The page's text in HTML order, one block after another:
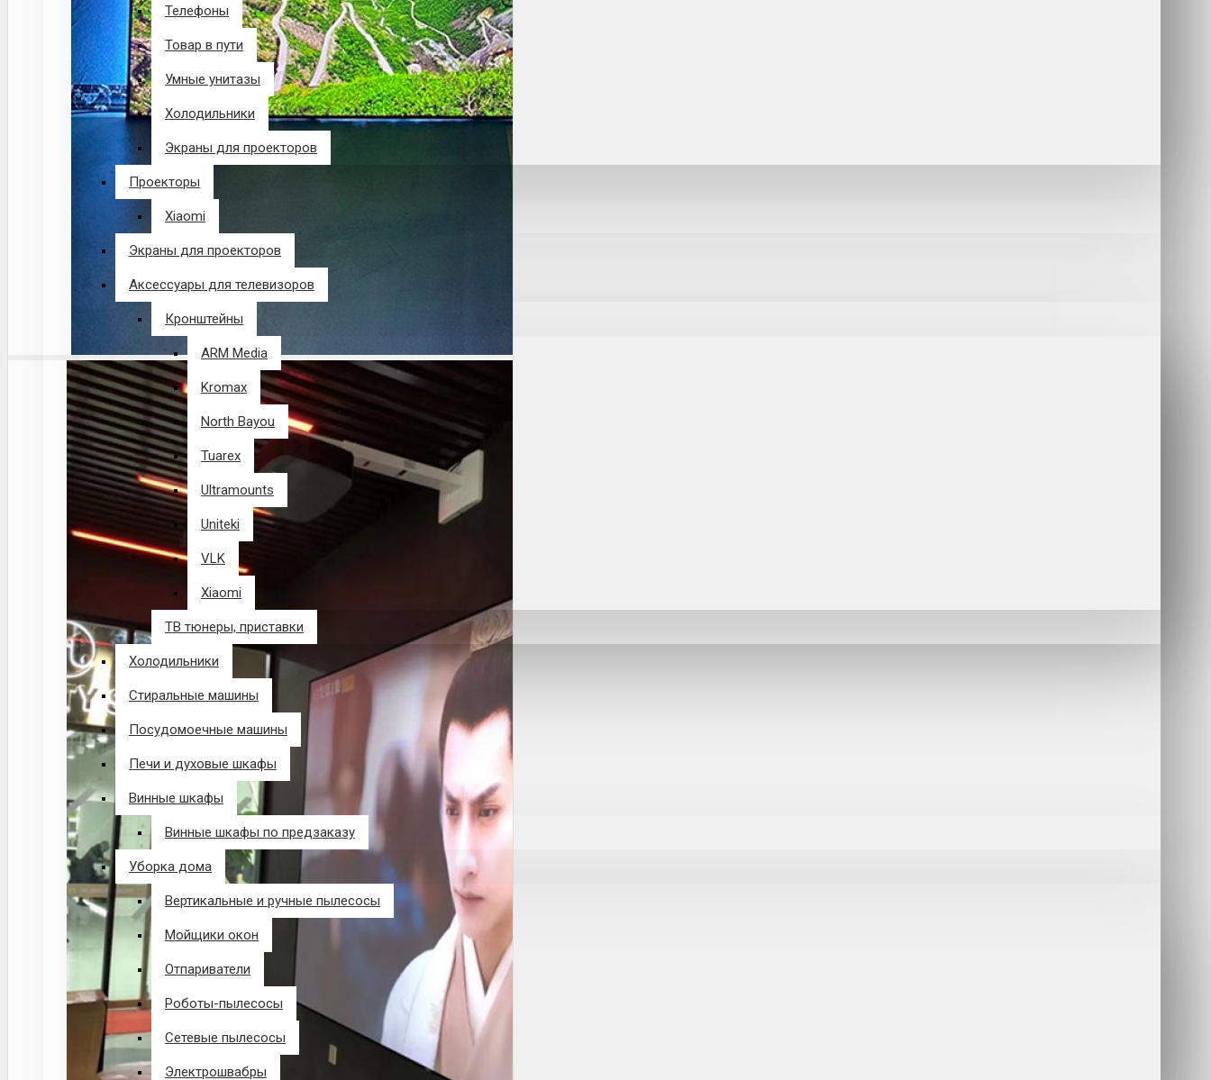
Телефоны
Товар в пути
Умные унитазы
Холодильники
Экраны для проекторов
Проекторы
Xiaomi
Экраны для проекторов
Аксессуары для телевизоров
Кронштейны
ARM Media
Kromax
North Bayou
Tuarex
Ultramounts
Uniteki
VLK
Xiaomi
ТВ тюнеры, приставки
Холодильники
Стиральные машины
Посудомоечные машины
Печи и духовые шкафы
Винные шкафы
Винные шкафы по предзаказу
Уборка дома
Вертикальные и ручные пылесосы
Мойщики окон
Отпариватели
Роботы-пылесосы
Сетевые пылесосы
Электрошвабры